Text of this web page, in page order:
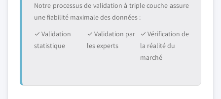
Notre processus de validation à triple couche assure
une fiabilité maximale des données :
✓ Validation
statistique
✓ Validation par
les experts
✓ Vérification de
la réalité du
marché